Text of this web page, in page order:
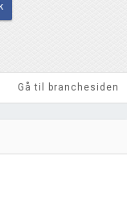
Gå til branchesiden